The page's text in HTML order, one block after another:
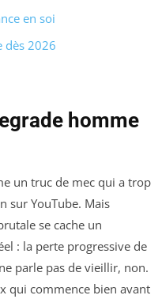
en soi
dès 2026
homme
un truc de mec qui a trop
sur YouTube. Mais
se cache un
: la perte progressive de
parle pas de vieillir, non.
qui commence bien avant